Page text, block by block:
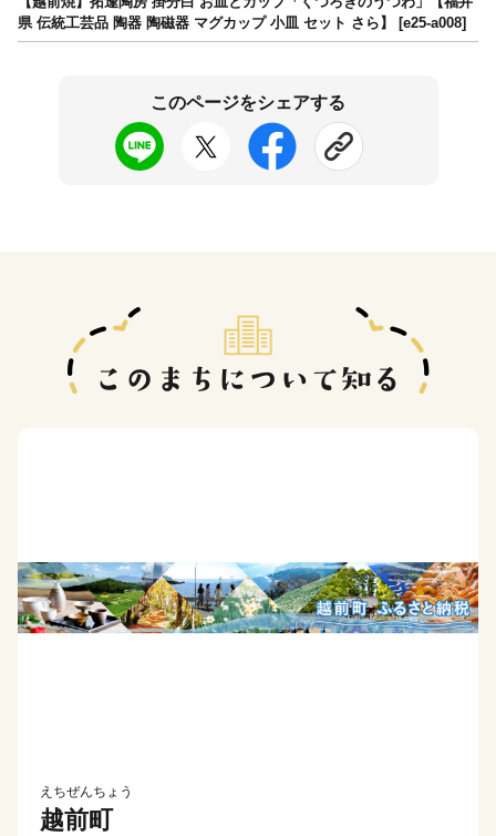
県 伝統工芸品 陶器 陶磁器 マグカップ 小皿 セット さら】 [e25-a008]
このページをシェアする
えちぜんちょう
越前町